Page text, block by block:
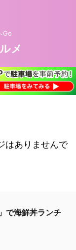
Go
メ
はありませんで
で海鮮丼ランチ